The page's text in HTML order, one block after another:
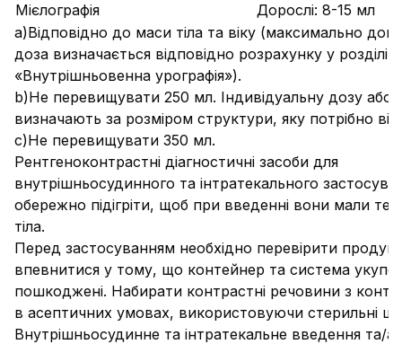
Мієлографія
Дорослі: 8-15 мл
a)Відповідно до маси тіла та віку (максимально
доза визначається відповідно розрахунку у розділі
«Внутрішньовенна урографія»).
b)Не перевищувати 250 мл. Індивідуальну дозу або
визначають за розміром структури, яку потрібно
c)Не перевищувати 350 мл.
Рентгеноконтрастні діагностичні засоби для
внутрішньосудинного та інтратекального
обережно підігріти, щоб при введенні вони мали
тіла.
Перед застосуванням необхідно перевірити
впевнитися у тому, що контейнер та система
пошкоджені. Набирати контрастні речовини з
в асептичних умовах, використовуючи стерильні
Внутрішньосудинне та інтратекальне введення та/